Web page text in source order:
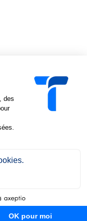
Index égalité